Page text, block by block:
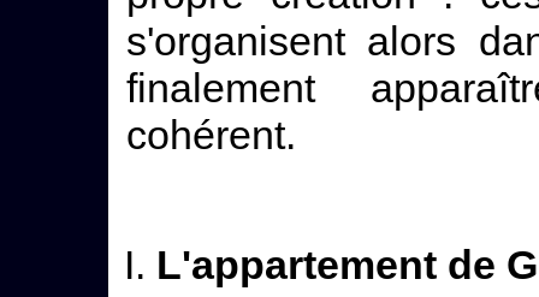
s'organisent alors
finalement
cohérent.
L'appartement de